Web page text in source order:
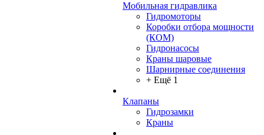
Мобильная гидравлика
Гидромоторы
Коробки отбора мощности
(КОМ)
Гидронасосы
Краны шаровые
Шарнирные соединения
+ Ещё 1
Клапаны
Гидрозамки
Краны